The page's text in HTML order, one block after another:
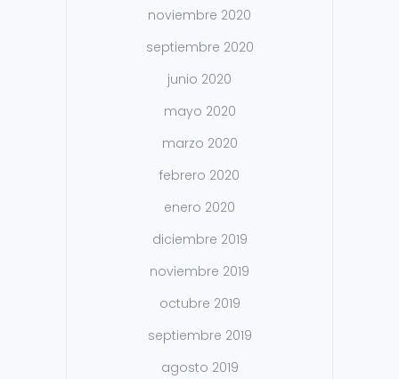
noviembre 2020
septiembre 2020
junio 2020
mayo 2020
marzo 2020
febrero 2020
enero 2020
diciembre 2019
noviembre 2019
octubre 2019
septiembre 2019
agosto 2019